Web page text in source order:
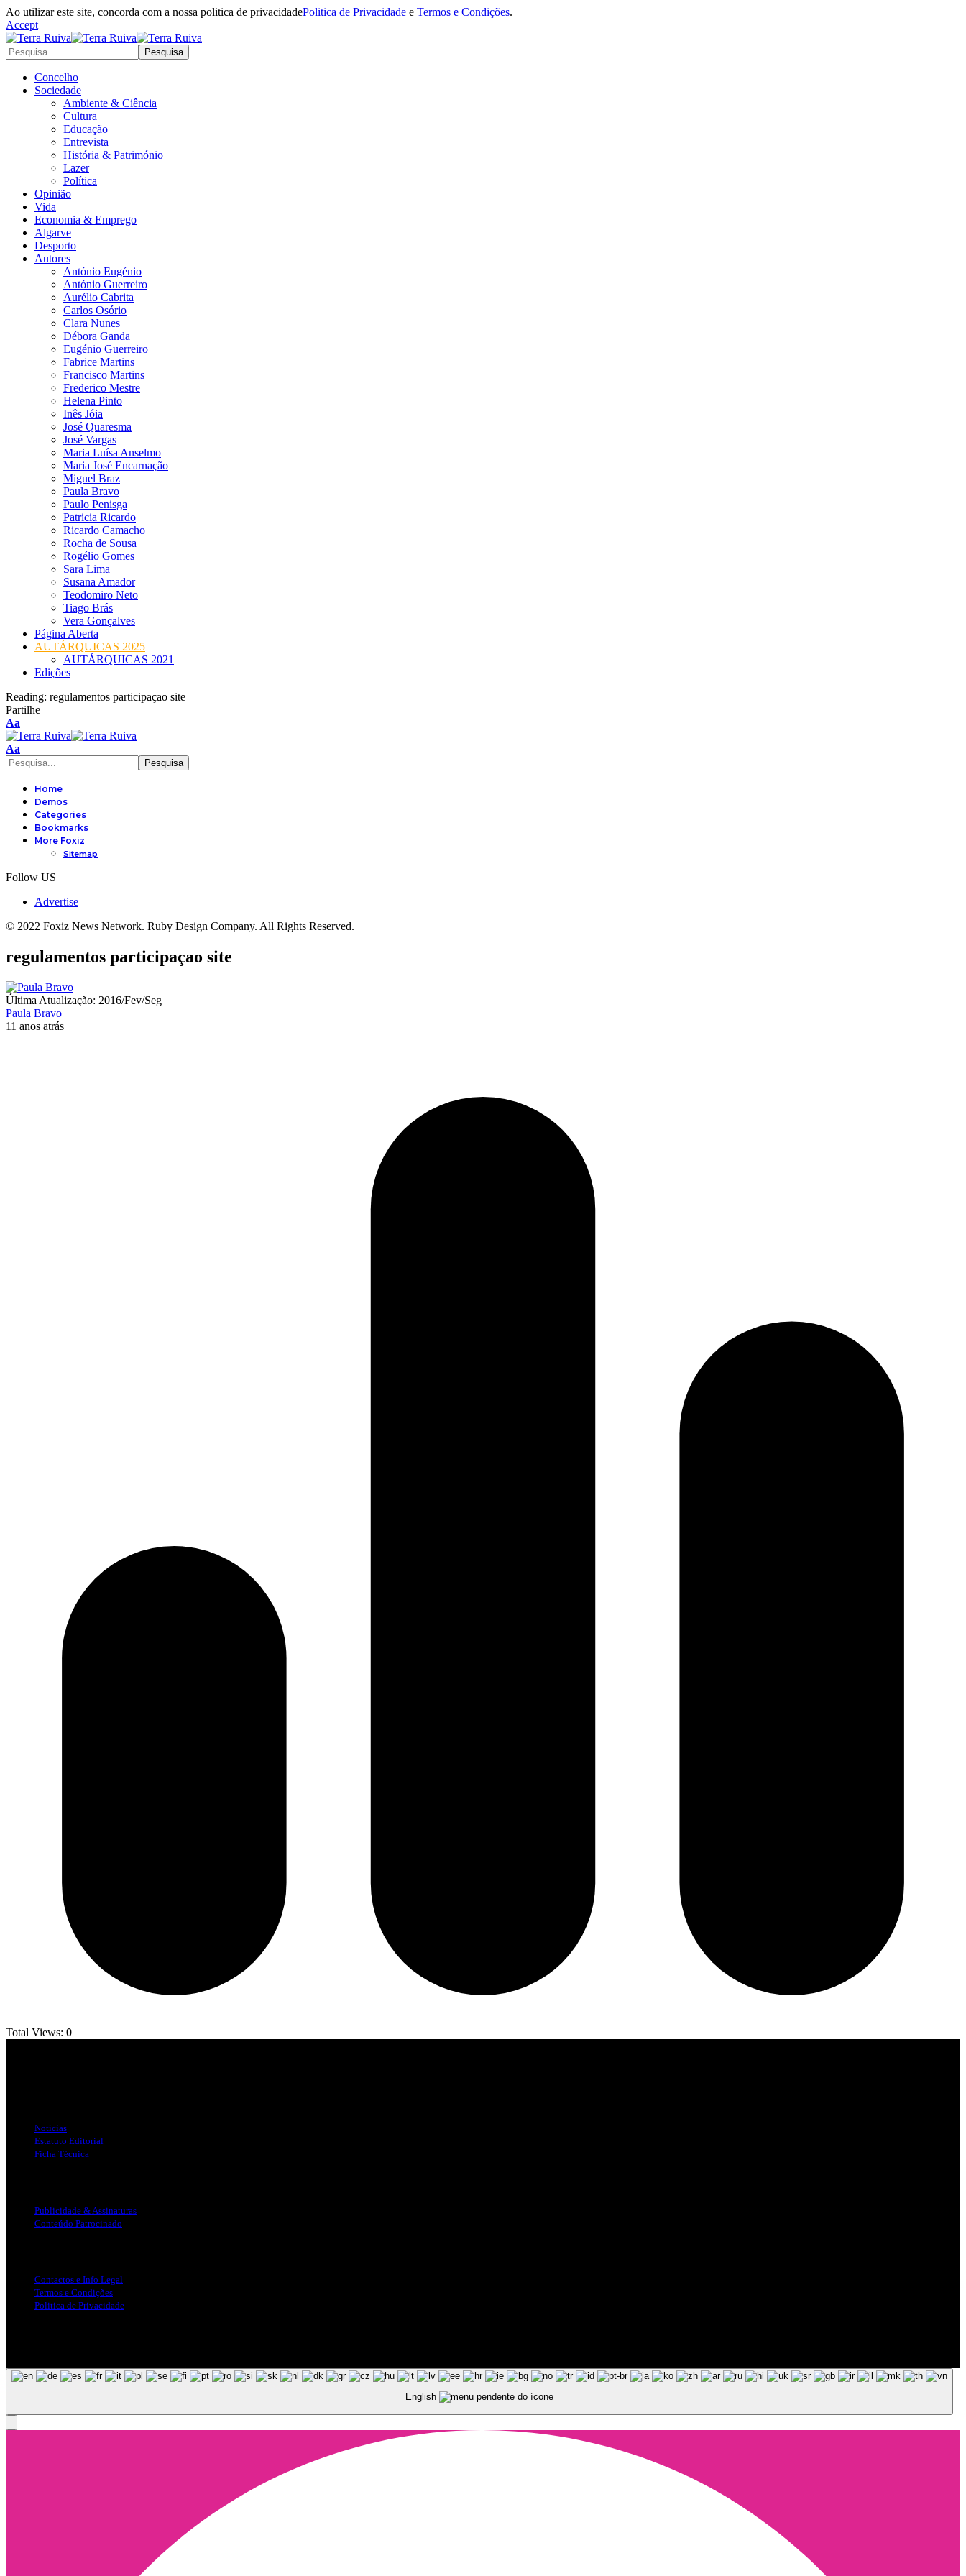
Ao utilizar este site, concorda com a nossa politica de privacidadePolitica de Privacidade e Termos e Condições.
Accept
Concelho
Sociedade
Ambiente & Ciência
Cultura
Educação
Entrevista
História & Património
Lazer
Política
Opinião
Vida
Economia & Emprego
Algarve
Desporto
Autores
António Eugénio
António Guerreiro
Aurélio Cabrita
Carlos Osório
Clara Nunes
Débora Ganda
Eugénio Guerreiro
Fabrice Martins
Francisco Martins
Frederico Mestre
Helena Pinto
Inês Jóia
José Quaresma
José Vargas
Maria Luísa Anselmo
Maria José Encarnação
Miguel Braz
Paula Bravo
Paulo Penisga
Patricia Ricardo
Ricardo Camacho
Rocha de Sousa
Rogélio Gomes
Sara Lima
Susana Amador
Teodomiro Neto
Tiago Brás
Vera Gonçalves
Página Aberta
AUTÁRQUICAS 2025
AUTÁRQUICAS 2021
Edições
Reading: regulamentos participaçao site
Partilhe
Font
Resizer
Aa
Font
Resizer
Aa
Home
Demos
Categories
Bookmarks
More Foxiz
Sitemap
Follow US
Advertise
© 2022 Foxiz News Network. Ruby Design Company. All Rights Reserved.
regulamentos participaçao site
Última Atualização: 2016/Fev/Seg
Paula Bravo
11 anos atrás
Total Views: 0
Notícias
Estatuto Editorial
Ficha Técnica
Publicidade & Assinaturas
Conteúdo Patrocinado
Contactos e Info Legal
Termos e Condições
Politica de Privacidade
English